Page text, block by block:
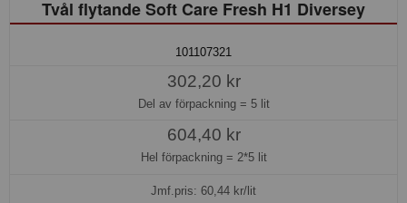
Tvål flytande Soft Care Fresh H1 Diversey
101107321
302,20 kr
Del av förpackning = 5 lit
604,40 kr
Hel förpackning = 2*5 lit
Jmf.pris: 60,44 kr/lit